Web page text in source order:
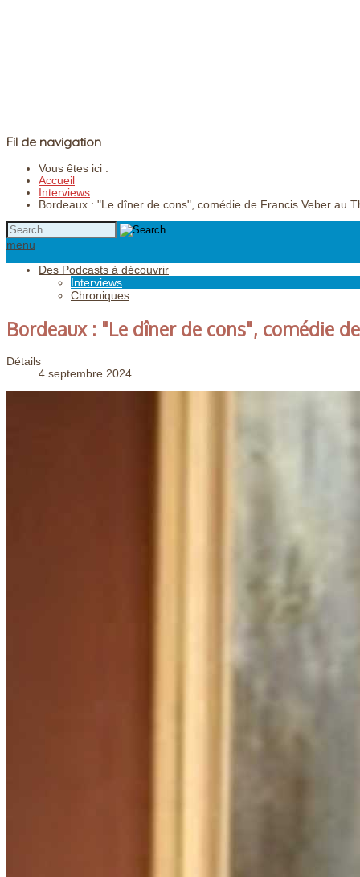
Fil de navigation
Vous êtes ici :
Accueil
Interviews
Bordeaux : "Le dîner de cons", comédie de Francis Veber au
menu
Des Podcasts à découvrir
Interviews
Chroniques
Bordeaux : "Le dîner de cons", comédie
Détails
4 septembre 2024